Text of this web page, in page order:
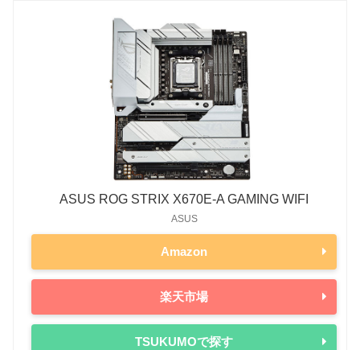
ASUS ROG STRIX X670E-A GAMING WIFI
ASUS
Amazon
楽天市場
TSUKUMOで探す